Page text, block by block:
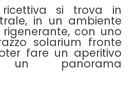
si trova in
in un ambiente
con uno
solarium fronte
fare un aperitivo
un panorama